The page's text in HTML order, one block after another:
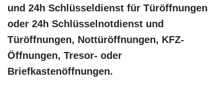
und 24h Schlüsseldienst für Türöffnungen
oder 24h Schlüsselnotdienst und
Türöffnungen, Nottüröffnungen, KFZ-
Öffnungen, Tresor- oder
Briefkastenöffnungen.